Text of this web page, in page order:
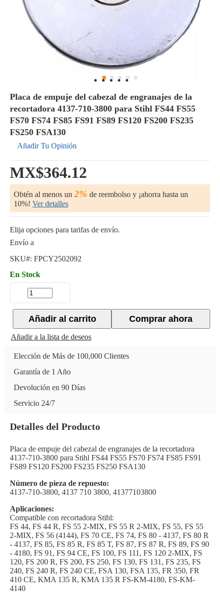
Placa de empuje del cabezal de engranajes de la
recortadora 4137-710-3800 para Stihl FS44 FS55
FS70 FS74 FS85 FS91 FS89 FS120 FS200 FS235
FS250 FSA130
Añadir Tu Opinión
MX$364.12
Obtén al menos un 2% de reembolso y ¡ahorra hasta un
10%! Ver detalles
Elija opciones para tarifas de envío.
Envío a
SKU#: FPCY2502092
En Stock
Comprar ahora
Añadir al carrito
Añadir a la lista de deseos
Elección de Más de 100,000 Clientes
Garantía de 1 Año
Devolución en 90 Días
Servicio 24/7
Detalles del Producto
Placa de empuje del cabezal de engranajes de la recortadora
4137-710-3800 para Stihl FS44 FS55 FS70 FS74 FS85 FS91
FS89 FS120 FS200 FS235 FS250 FSA130
Número de pieza de repuesto:
4137-710-3800, 4137 710 3800, 41377103800
Aplicaciones:
Compatible con recortadora Stihl:
FS 44, FS 44 R, FS 55 2-MIX, FS 55 R 2-MIX, FS 55, FS 55
2-MIX, FS 56 (4144), FS 70 CE, FS 74, FS 80 - 4137, FS 80 R
- 4137, FS 85, FS 85 R, FS 85 T, FS 87, FS 87 R, FS 89, FS 90
- 4180, FS 91, FS 94 CE, FS 100, FS 111, FS 120 2-MIX, FS
120, FS 200 R, FS 200, FS 250, FS 130, FS 131, FS 235, FS
240, FS 240 R, FS 240 CE, FSA 130, FSA 135, FR 350, FR
410 CE, KMA 135 R, KMA 135 R FS-KM-4180, FS-KM-
4140